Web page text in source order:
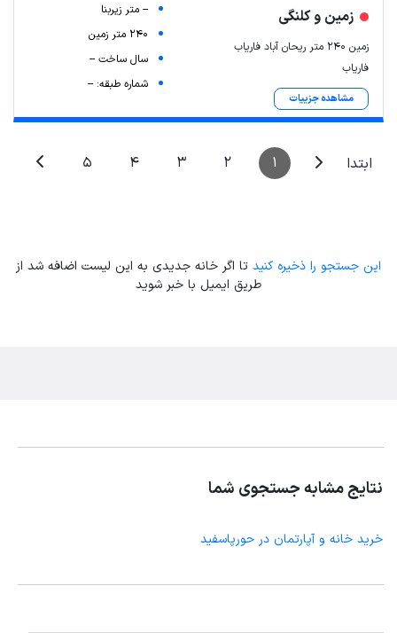
زمین و کلنگی
زمین 240 متر ریحان آباد فاریاب
فاریاب
مشاهده جزییات
-- متر زیربنا
240 متر زمین
سال ساخت --
شماره طبقه: --
ابتدا 1
2
3
4
5
این جستجو را ذخیره کنید تا اگر خانه جدیدی به این لیست اضافه شد از
طریق ایمیل با خبر شوید
نتایج مشابه جستجوی شما
خرید خانه و آپارتمان در حورپاسفید